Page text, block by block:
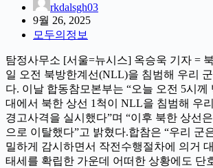
rkdalsgh03
9월 26, 2025
모두의정보
탐정사무소 [서울=뉴시스] 옥승욱 기자 =
일 오전 북방한계선(NLL)을 침범해 우리
다. 이날 합동참모본부는 “오늘 오전 5시께
대에서 북한 상선 1척이 NLL을 침범해 우
경고사격을 실시했다”며 “이후 북한 상선
으로 이탈했다”고 밝혔다.합참은 “우리 군
밀하게 감시하면서 작전수행절차에 의거 대
태세를 확립한 가운데 어떠한 상황에도 단